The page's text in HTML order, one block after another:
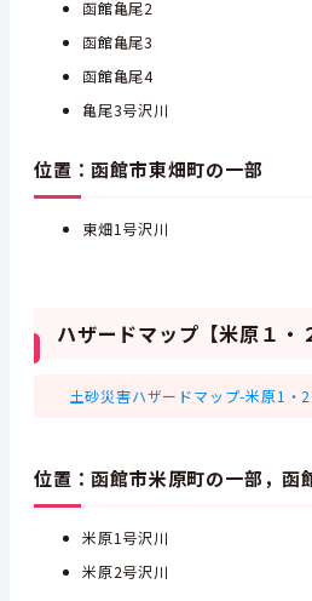
函館亀尾2
函館亀尾3
函館亀尾4
亀尾3号沢川
位置：函館市東畑町の一部
東畑1号沢川
ハザードマップ【米原１・
土砂災害ハザードマップ-米原1・
位置：函館市米原町の一部，函
米原1号沢川
米原2号沢川